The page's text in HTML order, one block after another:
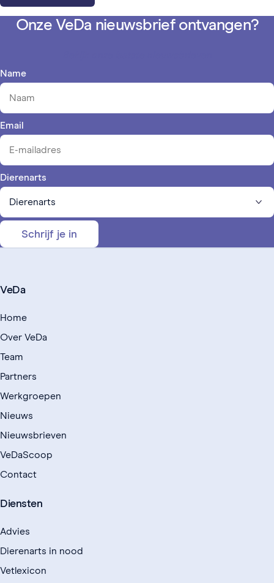
Onze VeDa nieuwsbrief ontvangen?
Name
Email
Dierenarts
Schrijf je in
VeDa
Home
Over VeDa
Team
Partners
Werkgroepen
Nieuws
Nieuwsbrieven
VeDaScoop
Contact
Diensten
Advies
Dierenarts in nood
Vetlexicon